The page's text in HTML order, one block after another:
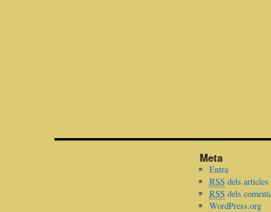
Meta
Entra
RSS dels articles
RSS dels
WordPress.org